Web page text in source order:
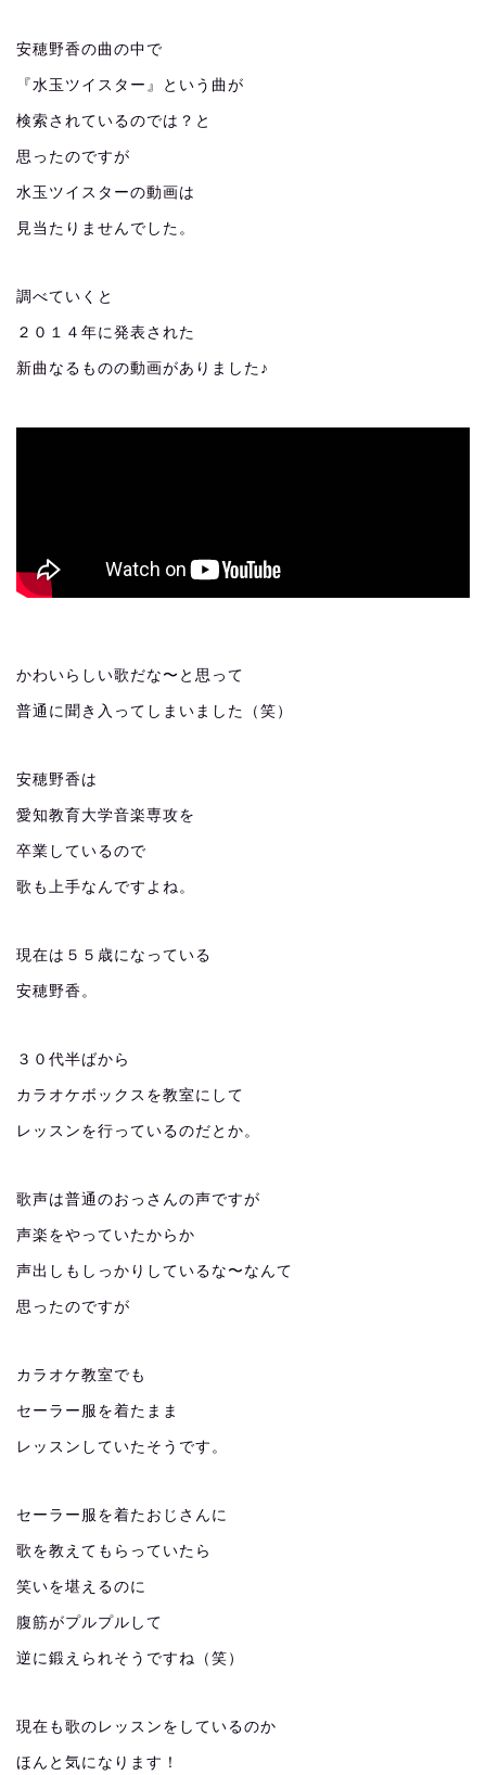
安穂野香の曲の中で
『水玉ツイスター』という曲が
検索されているのでは？と
思ったのですが
水玉ツイスターの動画は
見当たりませんでした。
調べていくと
２０１４年に発表された
新曲なるものの動画がありました♪
かわいらしい歌だな〜と思って
普通に聞き入ってしまいました（笑）
安穂野香は
愛知教育大学音楽専攻を
卒業しているので
歌も上手なんですよね。
現在は５５歳になっている
安穂野香。
３０代半ばから
カラオケボックスを教室にして
レッスンを行っているのだとか。
歌声は普通のおっさんの声ですが
声楽をやっていたからか
声出しもしっかりしているな〜なんて
思ったのですが
カラオケ教室でも
セーラー服を着たまま
レッスンしていたそうです。
セーラー服を着たおじさんに
歌を教えてもらっていたら
笑いを堪えるのに
腹筋がプルプルして
逆に鍛えられそうですね（笑）
現在も歌のレッスンをしているのか
ほんと気になります！